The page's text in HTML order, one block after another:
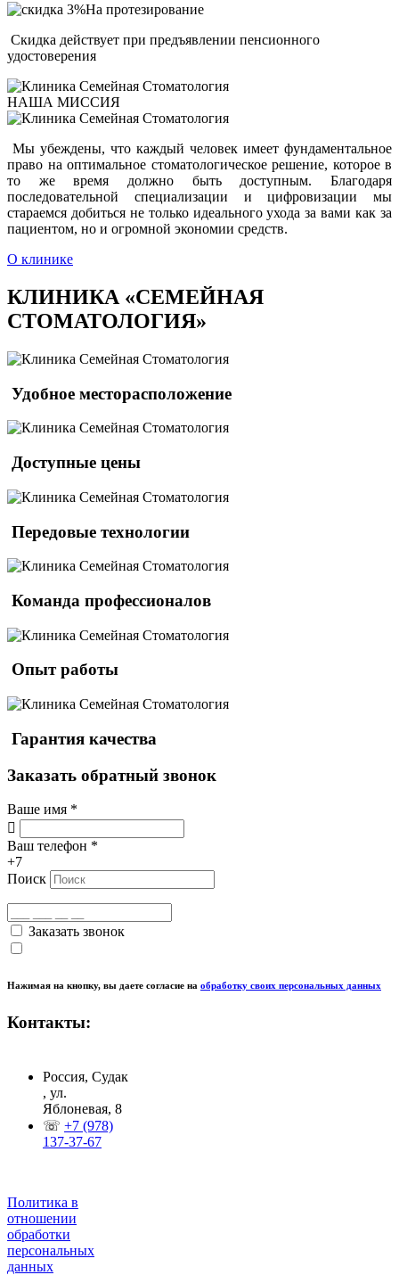
На протезирование
Скидка действует при предъявлении пенсионного
удостоверения
НАША МИССИЯ
Мы убеждены, что каждый человек имеет фундаментальное
право на оптимальное стоматологическое решение, которое в
то же время должно быть доступным. Благодаря
последовательной специализации и цифровизации мы
стараемся добиться не только идеального ухода за вами как за
пациентом, но и огромной экономии средств.
О клинике
КЛИНИКА «СЕМЕЙНАЯ
СТОМАТОЛОГИЯ»
Удобное месторасположение
Доступные цены
Передовые технологии
Команда профессионалов
Опыт работы
Гарантия качества
Заказать обратный звонок
Ваше имя *
Ваш телефон *
+7
Поиск
Заказать звонок
Нажимая на кнопку, вы даете согласие на обработку своих персональных данных
Контакты:
Россия, Судак
, ул.
Яблоневая, 8
☏ +7 (978)
137-37-67
Политика в
отношении
обработки
персональных
данных